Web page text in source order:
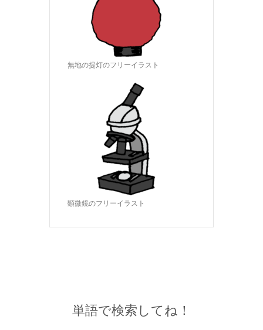
無地の提灯のフリーイラスト
顕微鏡のフリーイラスト
単語で検索してね！